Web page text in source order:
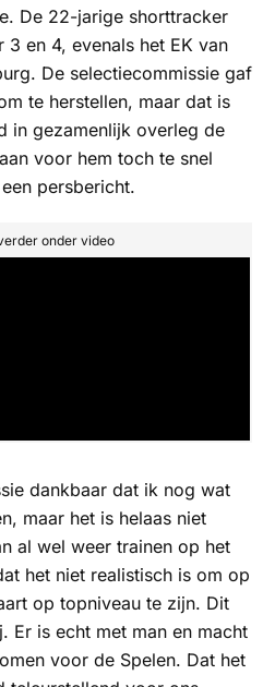
De 22-jarige shorttracker
en 4, evenals het EK van
De selectiecommissie gaf
te herstellen, maar dat is
in gezamenlijk overleg de
voor hem toch te snel
persbericht.
onder video
dankbaar dat ik nog wat
maar het is helaas niet
al wel weer trainen op het
het niet realistisch is om op
op topniveau te zijn. Dit
Er is echt met man en macht
voor de Spelen. Dat het